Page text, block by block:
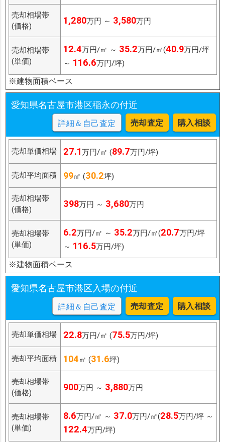
売却相場帯
(価格)
1,280万円 ～ 3,580万円
売却相場帯
(単価)
12.4万円/㎡ ～ 35.2万円/㎡(40.9万円/坪
～ 116.6万円/坪)
※建物面積ベース
愛知県名古屋市港区稲永の付近
詳細＆自己査定 売却査定 購入相談
売却単価相場 27.1万円/㎡ (89.7万円/坪)
売却平均面積 99㎡ (30.2坪)
売却相場帯
(価格)
398万円 ～ 3,680万円
売却相場帯
(単価)
6.2万円/㎡ ～ 35.2万円/㎡(20.7万円/坪
～ 116.5万円/坪)
※建物面積ベース
愛知県名古屋市港区入場の付近
詳細＆自己査定 売却査定 購入相談
売却単価相場 22.8万円/㎡ (75.5万円/坪)
売却平均面積 104㎡ (31.6坪)
売却相場帯
(価格)
900万円 ～ 3,880万円
売却相場帯
(単価)
8.6万円/㎡ ～ 37.0万円/㎡(28.5万円/坪 ～
122.4万円/坪)